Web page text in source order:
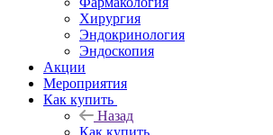
Хирургия
Эндокринология
Эндоскопия
Акции
Мероприятия
Как купить
Назад
Как купить